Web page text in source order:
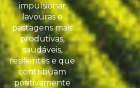
impulsionar
lavouras e
pastagens mais
produtivas,
saudáveis,
resilientes e que
contribuam
positivamente